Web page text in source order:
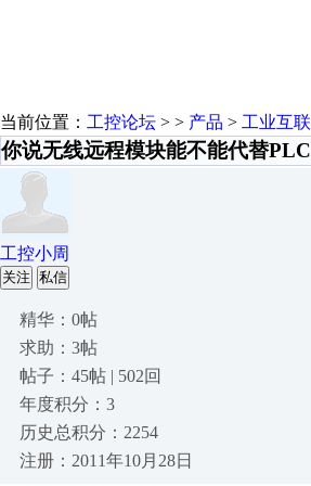
当前位置： 工控论坛 > > 产品 > 工业互联
你说无线远程模块能不能代替
工控小周
关注 私信
精华：0帖
求助：3帖
帖子：45帖 | 502回
年度积分：3
历史总积分：2254
注册：2011年10月28日